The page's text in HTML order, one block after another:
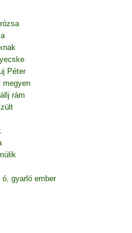
Péter
megyen
rám
gyarló ember